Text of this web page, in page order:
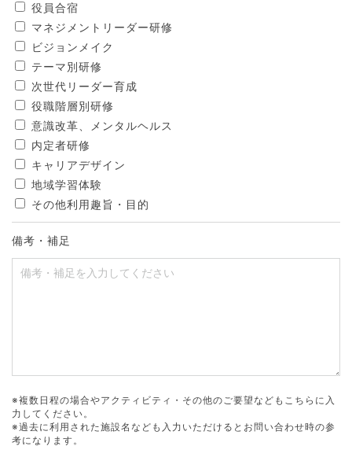
役員合宿
マネジメントリーダー研修
ビジョンメイク
テーマ別研修
次世代リーダー育成
役職階層別研修
意識改革、メンタルヘルス
内定者研修
キャリアデザイン
地域学習体験
その他利用趣旨・目的
備考・補足
※複数日程の場合やアクティビティ・その他のご要望などもこちらに入
力してください。
※過去に利用された施設名なども入力いただけるとお問い合わせ時の参
考になります。